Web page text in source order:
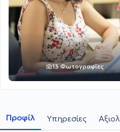
13 Φωτογραφίες
Προφίλ Υπηρεσίες